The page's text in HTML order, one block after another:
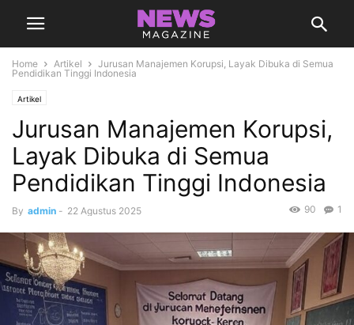
Home Artikel
Jurusan Manajemen Korupsi, Layak Dibuka di Semua
Pendidikan Tinggi Indonesia
Artikel
Jurusan Manajemen Korupsi,
Layak Dibuka di Semua
Pendidikan Tinggi Indonesia
By admin - 22 Agustus 2025 1
90